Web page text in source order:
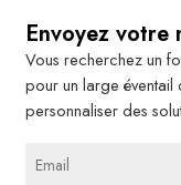
Envoyez votre
Vous recherchez un
pour un large
personnaliser des